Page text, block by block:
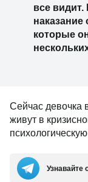
все
наказание
которые
Сейчас девочка
живут в
Узнавайте